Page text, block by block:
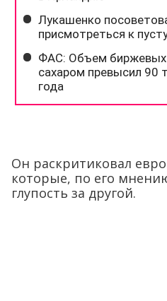
Он раскритиковал
которые, по его
глупость за другой.